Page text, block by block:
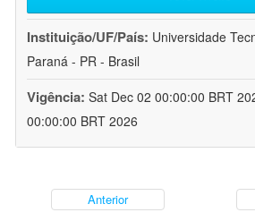
Instituição/UF/País: Universidade
Paraná - PR - Brasil
Vigência: Sat Dec 02 00:00:00 BRT
00:00:00 BRT 2026
Anterior